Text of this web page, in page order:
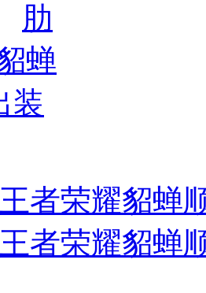
王者荣耀貂蝉
王者荣耀貂蝉